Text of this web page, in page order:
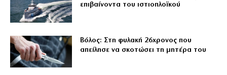
επιβαίνοντα του ιστιοπλοϊκού
Βόλος: Στη φυλακή 26χρονος που
απείλησε να σκοτώσει τη μητέρα του